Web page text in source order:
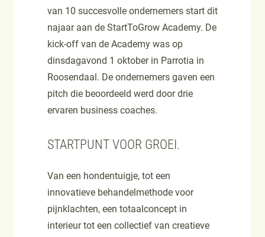
van 10 succesvolle ondernemers start dit
najaar aan de StartToGrow Academy. De
kick-off van de Academy was op
dinsdagavond 1 oktober in Parrotia in
Roosendaal. De ondernemers gaven een
pitch die beoordeeld werd door drie
ervaren business coaches.
STARTPUNT VOOR GROEI.
Van een hondentuigje, tot een
innovatieve behandelmethode voor
pijnklachten, een totaalconcept in
interieur tot een collectief van creatieve